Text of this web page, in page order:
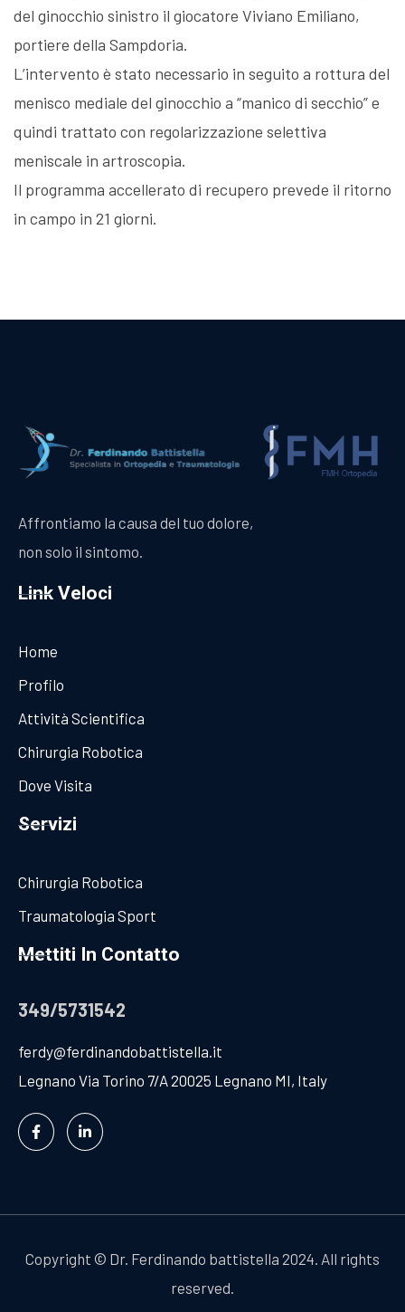
del ginocchio sinistro il giocatore Viviano Emiliano,
portiere della Sampdoria.
L’intervento è stato necessario in seguito a rottura del
menisco mediale del ginocchio a “manico di secchio” e
quindi trattato con regolarizzazione selettiva
meniscale in artroscopia.
Il programma accellerato di recupero prevede il ritorno
in campo in 21 giorni.
Affrontiamo la causa del tuo dolore,
non solo il sintomo.
Link Veloci
Home
Profilo
Attività Scientifica
Chirurgia Robotica
Dove Visita
Servizi
Chirurgia Robotica
Traumatologia Sport
Mettiti In Contatto
349/5731542
ferdy@ferdinandobattistella.it
Legnano Via Torino 7/A 20025 Legnano MI, Italy
Copyright © Dr. Ferdinando battistella 2024. All rights
reserved.